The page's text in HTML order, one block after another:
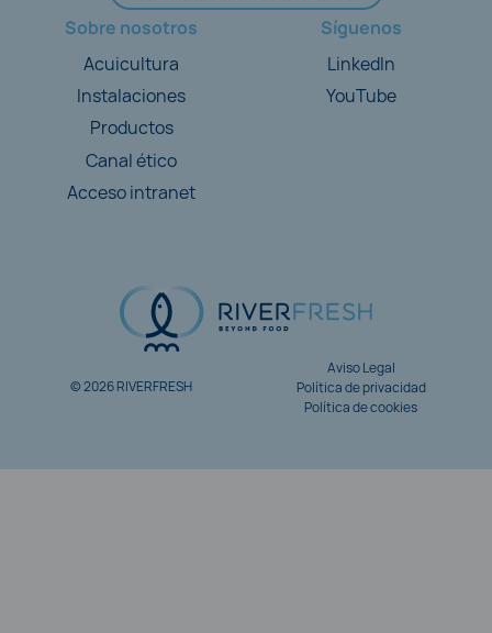
Sobre nosotros
Acuicultura
Instalaciones
Productos
Canal ético
Acceso intranet
Síguenos
LinkedIn
YouTube
© 2026 RIVERFRESH
Menú
Aviso Legal
Política de privacidad
Política de cookies